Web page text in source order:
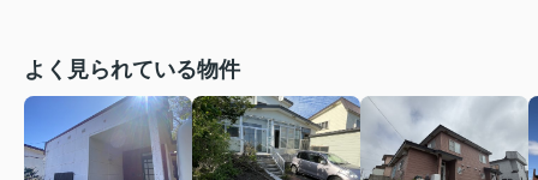
よく見られている物件